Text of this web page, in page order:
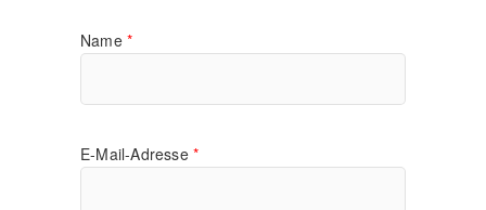
Name *
E-Mail-Adresse *